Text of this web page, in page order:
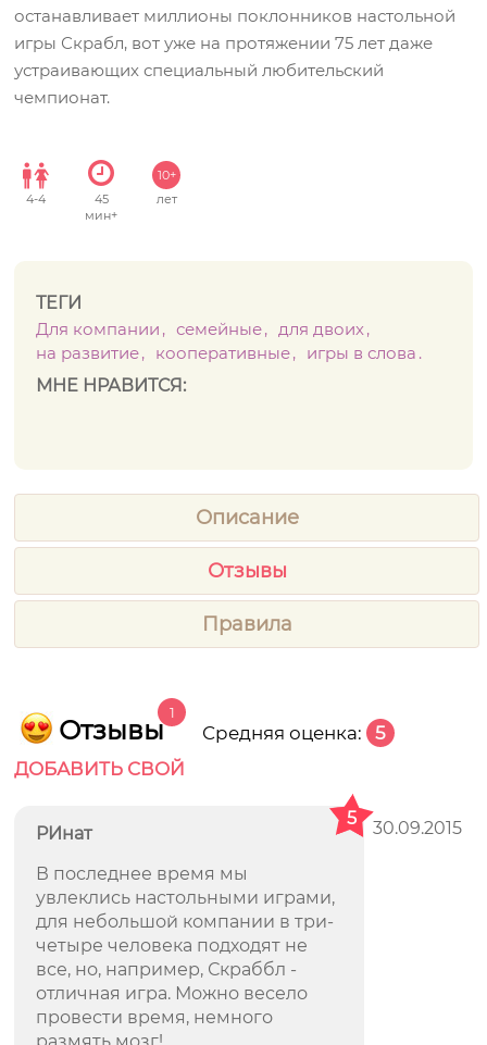
останавливает миллионы поклонников настольной
игры Скрабл, вот уже на протяжении 75 лет даже
устраивающих специальный любительский
чемпионат.
4-4
45
мин+
10+
лет
ТЕГИ
Для компании
семейные
для двоих
на развитие
кооперативные
игры в слова
МНЕ НРАВИТСЯ:
Описание
Отзывы
Правила
Отзывы
1
Средняя оценка: 5
ДОБАВИТЬ СВОЙ
РИнат 30.09.2015
5
В последнее время мы
увлеклись настольными играми,
для небольшой компании в три-
четыре человека подходят не
все, но, например, Скраббл -
отличная игра. Можно весело
провести время, немного